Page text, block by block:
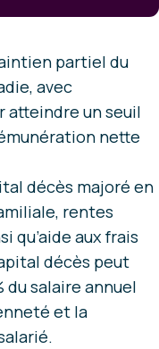
partiel du
avec
atteindre un seuil
nette
décès majoré en
rentes
qu’aide aux frais
décès peut
du salaire annuel
et la